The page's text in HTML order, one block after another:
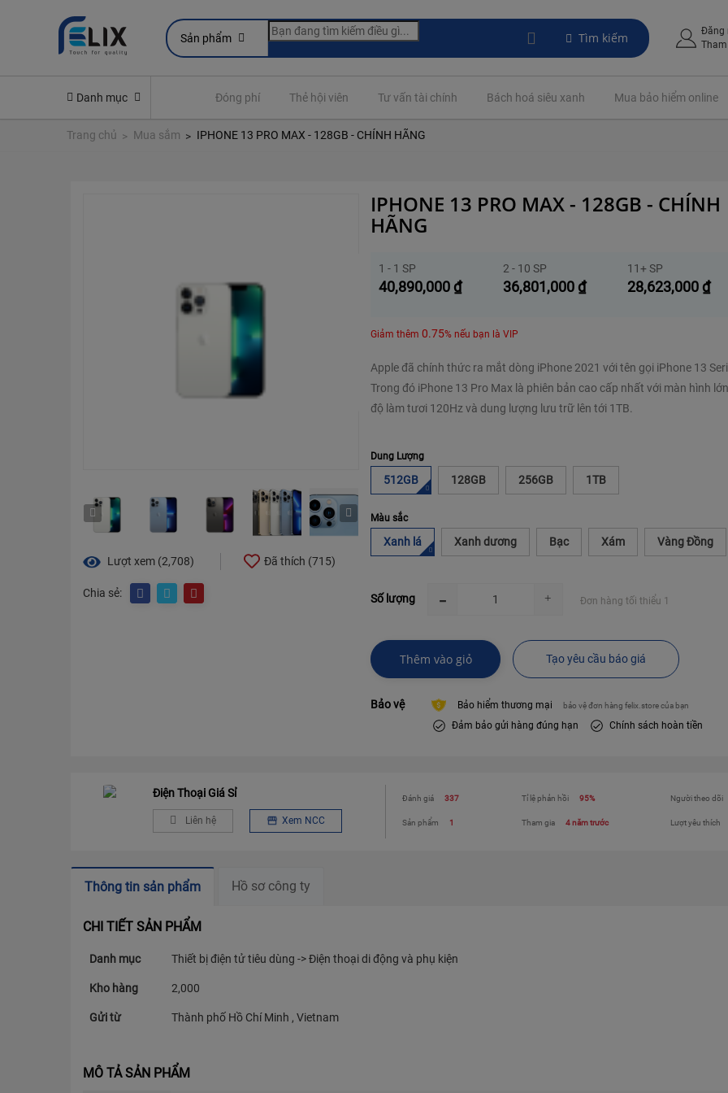
Sản phẩm Tìm kiếm
Đăng
Danh mục
Yêu cầu quyền lợi bảo hiểm Đóng phí Thẻ hội viên Tư vấn tài chính Bách hoá siêu xanh Mua bảo hiểm online
Trang chủ Mua sắm IPHONE 13 PRO MAX - 128GB - CHÍNH HÃNG
Lượt xem (2,708) Đã thích (715)
Chia sẻ:
IPHONE 13 PRO MAX - 128GB - CHÍNH
HÃNG
40,890,000 ₫
1 - 1 SP
36,801,000 ₫
2 - 10 SP
28,623,000 ₫
11+ SP
Giảm thêm 0.75% nếu bạn là VIP
Apple đã chính thức ra mắt dòng iPhone 2021 với tên gọi iPhone 13
Trong đó iPhone 13 Pro Max là phiên bản cao cấp nhất với màn hình
độ làm tươi 120Hz và dung lượng lưu trữ lên tới 1TB.
Dung Lượng
512GB 128GB 256GB 1TB
Màu sắc
Xanh lá Xanh dương Bạc Xám Vàng Đồng
Số lượng Đơn hàng tối thiểu 1
Thêm vào giỏ Tạo yêu cầu báo giá
Bảo vệ Bảo hiểm thương mại bảo vệ đơn hàng felix.store của bạn
Đảm bảo gửi hàng đúng hạn Chính sách hoàn tiền
Điện Thoại Giá Sỉ
Liên hệ Xem NCC
Đánh giá 337
Sản phẩm 1
Tỉ lệ phản hồi 95%
Tham gia 4 năm trước
Người theo dõi
Lượt yêu thích
Thông tin sản phẩm Hồ sơ công ty
CHI TIẾT SẢN PHẨM
Danh mục Thiết bị điện tử tiêu dùng -> Điện thoại di động và phụ kiện
Kho hàng 2,000
Gửi từ Thành phố Hồ Chí Minh , Vietnam
MÔ TẢ SẢN PHẨM